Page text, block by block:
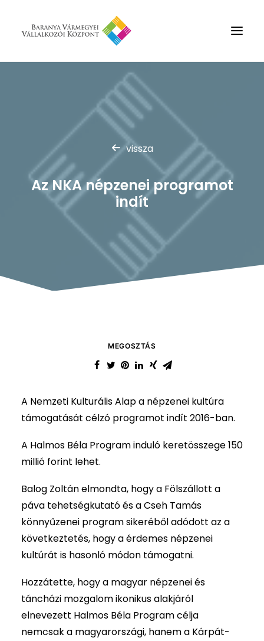
Rólunk
Szolgáltatások
Hírek
Partnerek
Kapcsolat
Keresés
vissza
Az NKA népzenei programot
indít
MEGOSZTÁS
A Nemzeti Kulturális Alap a népzenei kultúra
támogatását célzó programot indít 2016-ban.
A Halmos Béla Program induló keretösszege 150
millió forint lehet.
Balog Zoltán elmondta, hogy a Fölszállott a
páva tehetségkutató és a Cseh Tamás
könnyűzenei program sikeréből adódott az a
következtetés, hogy a érdemes népzenei
kultúrát is hasonló módon támogatni.
Hozzátette, hogy a magyar népzenei és
táncházi mozgalom ikonikus alakjáról
elnevezett Halmos Béla Program célja
nemcsak a magyarországi, hanem a Kárpát-